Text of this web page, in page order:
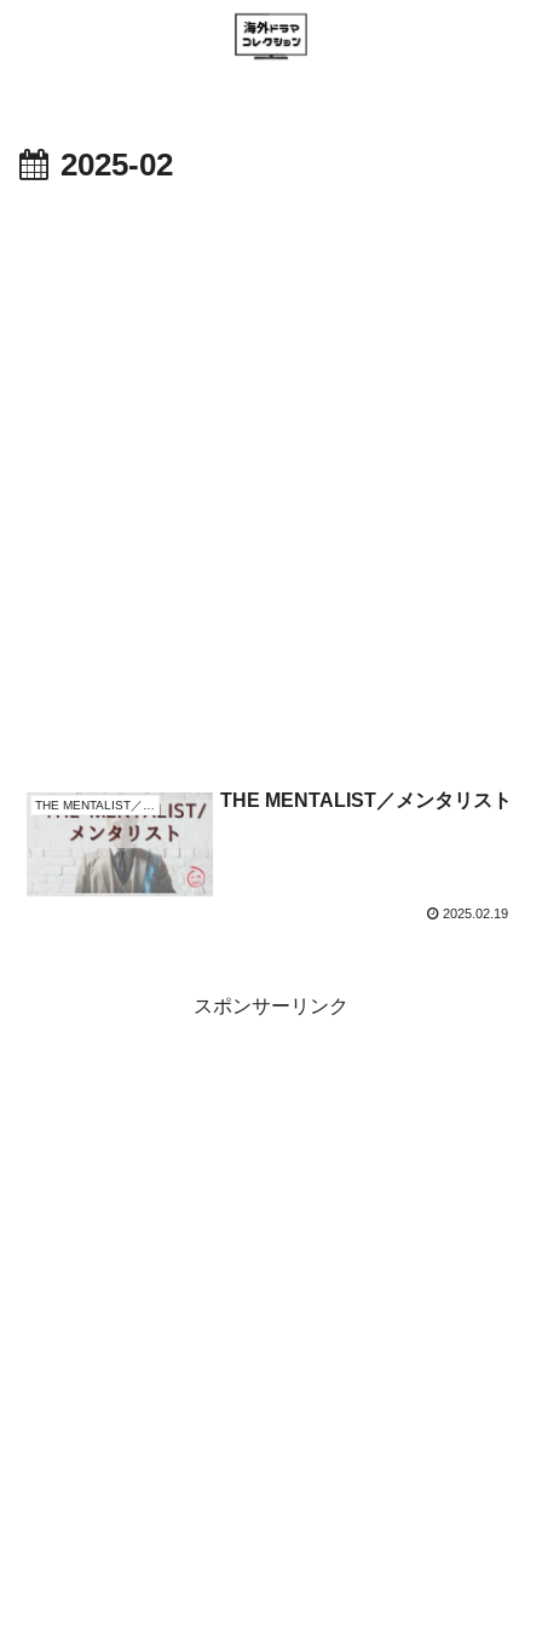
2025-02
THE MENTALIST／メンタリスト THE MENTALIST／メンタリスト
2025.02.19
スポンサーリンク